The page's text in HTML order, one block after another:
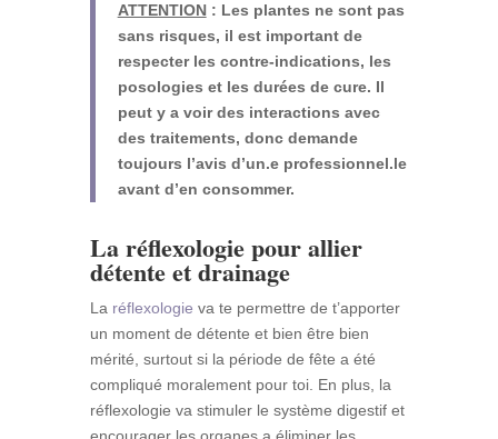
ATTENTION: Les plantes ne sont pas
sans risques, il est important de
respecter les contre-indications, les
posologies et les durées de cure. Il
peut y a voir des interactions avec
des traitements, donc demande
toujours l’avis d’un.e professionnel.le
avant d’en consommer.
La réflexologie pour allier
détente et drainage
La réflexologie va te permettre de t’apporter
un moment de détente et bien être bien
mérité, surtout si la période de fête a été
compliqué moralement pour toi. En plus, la
réflexologie va stimuler le système digestif et